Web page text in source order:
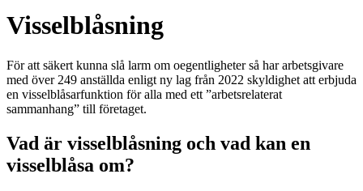
Visselblåsning
För att säkert kunna slå larm om oegentligheter så har arbetsgivare
med över 249 anställda enligt ny lag från 2022 skyldighet att erbjuda
en visselblåsarfunktion för alla med ett ”arbetsrelaterat
sammanhang” till företaget.
Vad är visselblåsning och vad kan en
visselblåsa om?